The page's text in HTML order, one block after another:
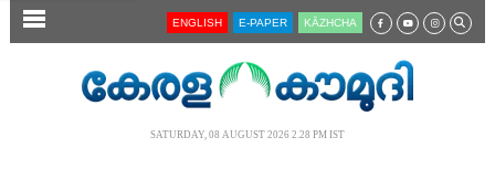
SECTIONS ENGLISH E-PAPER KĀZHCHA
SATURDAY, 08 AUGUST 2026 2.28 PM IST